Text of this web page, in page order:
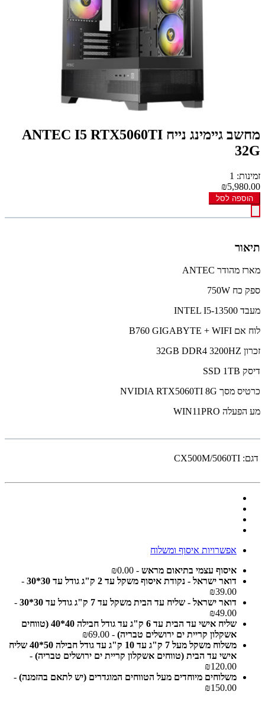
מחשב גיימינג נייח ANTEC I5 RTX5060TI
32G
זמינות: 1
₪5,980.00
הוספה לסל
תיאור
מארז מהודר ANTEC
ספק כח 750W
מעבד INTEL I5-13500
לוח אם B760 GIGABYTE + WIFI
זכרון 32GB DDR4 3200HZ
דיסק SSD 1TB
כרטיס מסך NVIDIA RTX5060TI 8G
מע הפעלה WIN11PRO
דגם: CX500M/5060TI
אפשרויות איסוף ומשלוח
איסוף עצמי בתיאום מראש - ₪0.00
דואר ישראל - נקודת איסוף משקל עד 2 ק"ג גודל עד 30*30
-
₪39.00
דואר ישראל - שליח עד הבית משקל עד 7 ק"ג גודל עד 30*30
-
₪49.00
שליח אישי עד הבית עד 6 ק"ג עד גודל חבילה 40*40 (טווחים
אשקלון קריית ים ירושלים טבריה) - ₪69.00
משלוח משקל מעל 7 ק"ג עד 10 ק"ג עד גודל חבילה 50*40 שליח
אישי עד הבית (טווחים אשקלון קריית ים ירושלים טבריה) -
₪120.00
משלוחים מיוחדים מעל הטווחים המוגדרים (יש לתאם בהזמנה) -
₪150.00